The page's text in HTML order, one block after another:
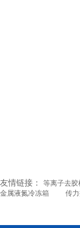
友情链接： 等离子去胶
金属液氮冷冻箱
传